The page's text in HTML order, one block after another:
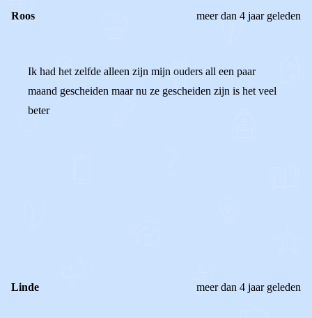
Roos meer dan 4 jaar geleden
Ik had het zelfde alleen zijn mijn ouders all een paar
maand gescheiden maar nu ze gescheiden zijn is het veel
beter
Linde meer dan 4 jaar geleden